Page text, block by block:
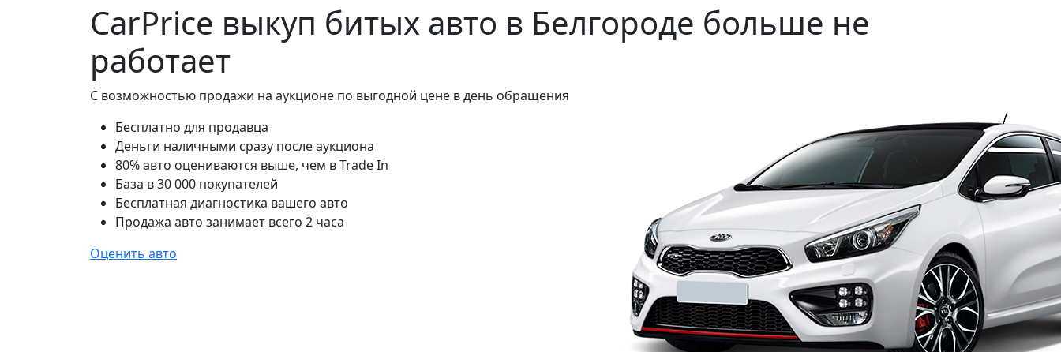
CarPrice выкуп битых авто в Белгороде больше не
работает
С возможностью продажи на аукционе по выгодной цене в день обращения
Бесплатно для продавца
Деньги наличными сразу после аукциона
80% авто оцениваются выше, чем в Trade In
База в 30 000 покупателей
Бесплатная диагностика вашего авто
Продажа авто занимает всего 2 часа
Оценить авто